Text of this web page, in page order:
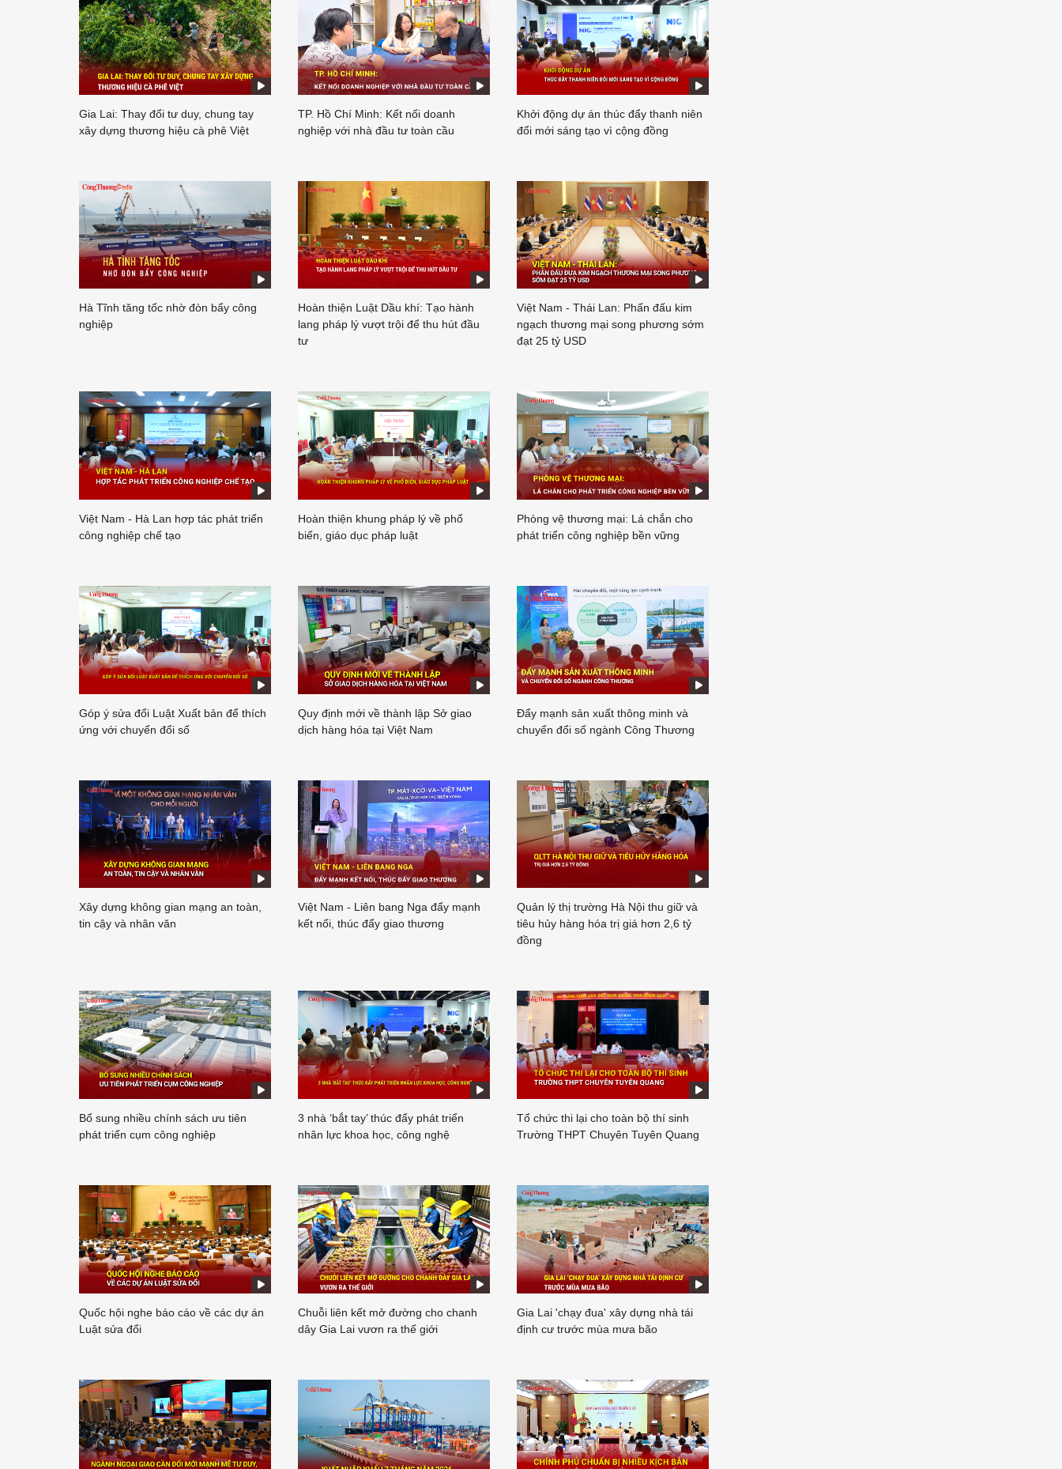
Gia Lai: Thay đổi tư duy, chung tay
xây dựng thương hiệu cà phê Việt
TP. Hồ Chí Minh: Kết nối doanh
nghiệp với nhà đầu tư toàn cầu
Khởi động dự án thúc đẩy thanh niên
đổi mới sáng tạo vì cộng đồng
Hà Tĩnh tăng tốc nhờ đòn bẩy công
nghiệp
Hoàn thiện Luật Dầu khí: Tạo hành
lang pháp lý vượt trội để thu hút đầu
tư
Việt Nam - Thái Lan: Phấn đấu kim
ngạch thương mại song phương sớm
đạt 25 tỷ USD
Việt Nam - Hà Lan hợp tác phát triển
công nghiệp chế tạo
Hoàn thiện khung pháp lý về phổ
biến, giáo dục pháp luật
Phòng vệ thương mại: Lá chắn cho
phát triển công nghiệp bền vững
Góp ý sửa đổi Luật Xuất bản để thích
ứng với chuyển đổi số
Quy định mới về thành lập Sở giao
dịch hàng hóa tại Việt Nam
Đẩy mạnh sản xuất thông minh và
chuyển đổi số ngành Công Thương
Xây dựng không gian mạng an toàn,
tin cậy và nhân văn
Việt Nam - Liên bang Nga đẩy mạnh
kết nối, thúc đẩy giao thương
Quản lý thị trường Hà Nội thu giữ và
tiêu hủy hàng hóa trị giá hơn 2,6 tỷ
đồng
Bổ sung nhiều chính sách ưu tiên
phát triển cụm công nghiệp
3 nhà ‘bắt tay’ thúc đẩy phát triển
nhân lực khoa học, công nghệ
Tổ chức thi lại cho toàn bộ thí sinh
Trường THPT Chuyên Tuyên Quang
Quốc hội nghe báo cáo về các dự án
Luật sửa đổi
Chuỗi liên kết mở đường cho chanh
dây Gia Lai vươn ra thế giới
Gia Lai 'chạy đua' xây dựng nhà tái
định cư trước mùa mưa bão